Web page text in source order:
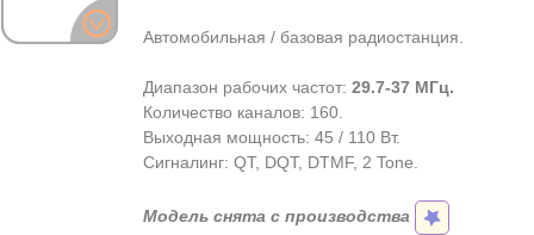
Автомобильная / базовая радиостанция.
Диапазон рабочих частот: 29.7-37 МГц.
Количество каналов: 160.
Выходная мощность: 45 / 110 Вт.
Сигналинг: QT, DQT, DTMF, 2 Tone.
Модель снята с производства